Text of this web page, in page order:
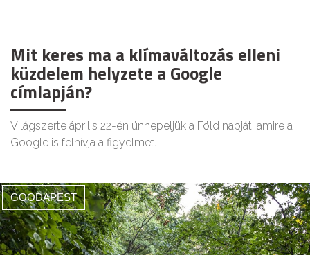
Mit keres ma a klímaváltozás elleni
küzdelem helyzete a Google
címlapján?
Világszerte április 22-én ünnepeljük a Föld napját, amire a
Google is felhívja a figyelmet.
GOODAPEST